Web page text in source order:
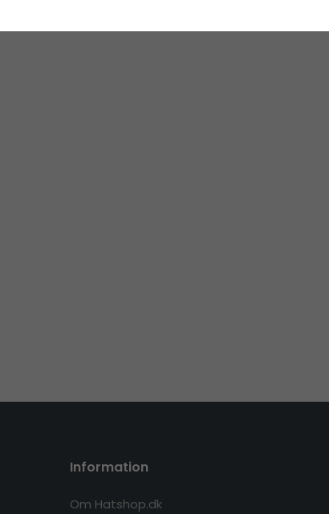
Information
Om Hatshop.dk